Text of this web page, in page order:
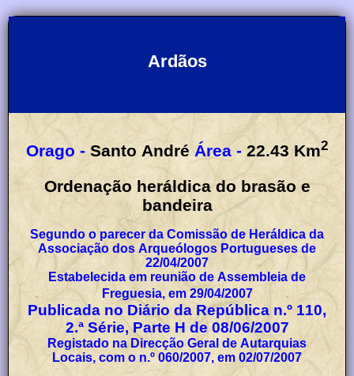
Ardãos
Orago - Santo André Área - 22.43 Km2
Ordenação heráldica do brasão e
bandeira
Segundo o parecer da Comissão de Heráldica da
Associação dos Arqueólogos Portugueses de
22/04/2007
Estabelecida em reunião de Assembleia de
Freguesia, em 29/04/2007
Publicada no Diário da República n.º 110,
2.ª Série, Parte H de 08/06/2007
Registado na Direcção Geral de Autarquias
Locais, com o n.º 060/2007, em 02/07/2007